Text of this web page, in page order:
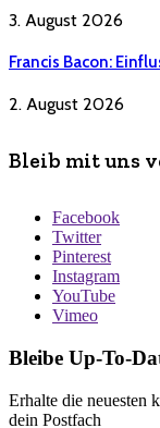
3. August 2026
Francis Bacon:
2. August 2026
Bleib mit uns
Facebook
Twitter
Pinterest
Instagram
YouTube
Vimeo
Bleibe Up-To-
Erhalte die neuesten
dein Postfach